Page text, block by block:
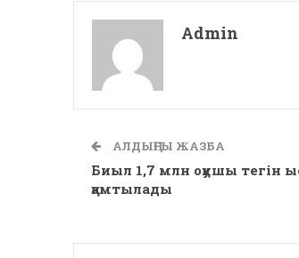
Admin
АЛДЫҢҒЫ ЖАЗБА
Биыл 1,7 млн оқушы тегін
қамтылады